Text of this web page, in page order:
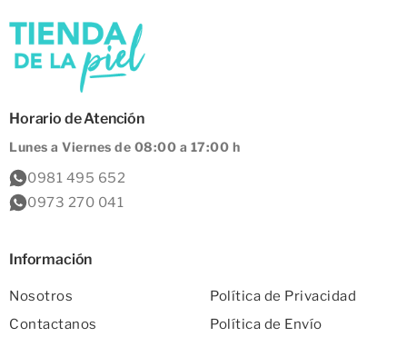
Horario de Atención
Lunes a Viernes de 08:00 a 17:00 h
0981 495 652
0973 270 041
Información
Nosotros
Contactanos
Política de Privacidad
Política de Envío